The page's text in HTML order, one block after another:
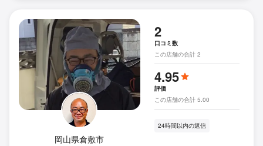
岡山県倉敷市
2
口コミ数
この店舗の合計 2
4.95
評価
この店舗の合計 5.00
24時間以内の返信